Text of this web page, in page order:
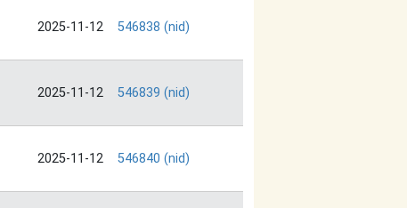
2025-11-12 546838 (nid)
2025-11-12 546839 (nid)
2025-11-12 546840 (nid)